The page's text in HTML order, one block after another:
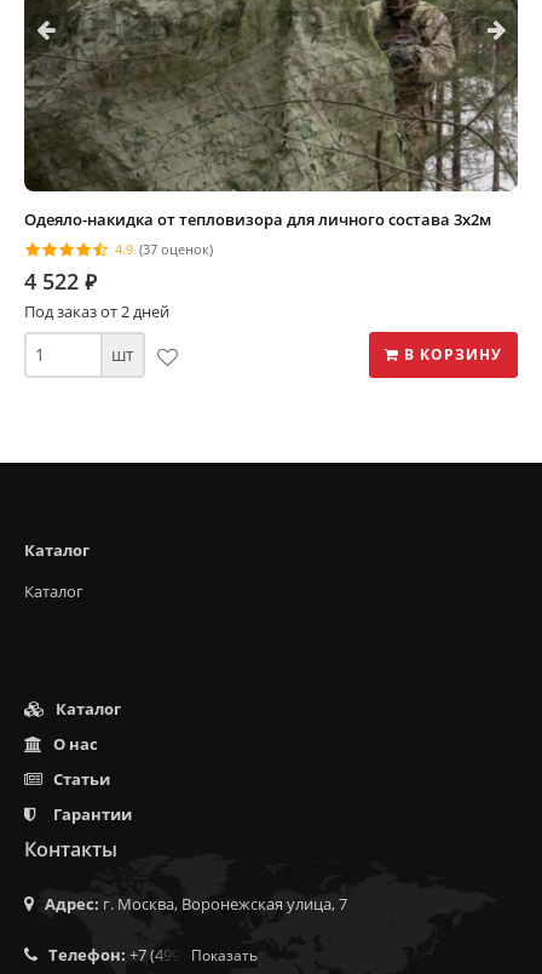
Одеяло-накидка от тепловизора для личного состава 3х2м
4.9 (37 оценок)
4 522 ⃏
Под заказ от 2 дней
шт В КОРЗИНУ
Каталог
Каталог
Каталог
О нас
Статьи
Гарантии
Контакты
Адрес: г. Москва, Воронежская улица, 7
Телефон: +7 (499) 350-55-05
Показать